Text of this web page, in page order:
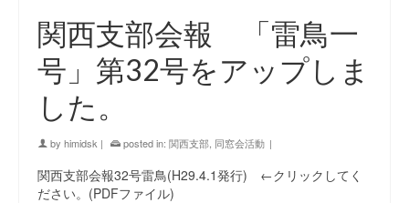
関西支部会報 「雷鳥一
号」第32号をアップしま
した。
by himidsk | posted in: 関西支部 同窓会活動 |
関西支部会報32号雷鳥(H29.4.1発行) ←クリックしてく
ださい。(PDFファイル)